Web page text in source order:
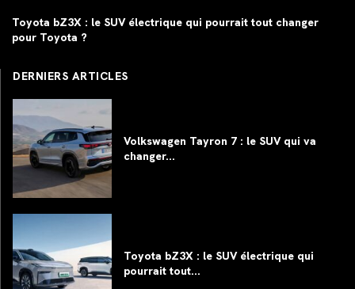
Toyota bZ3X : le SUV électrique qui pourrait tout changer
pour Toyota ?
DERNIERS ARTICLES
Volkswagen Tayron 7 : le SUV qui va
changer...
Toyota bZ3X : le SUV électrique qui
pourrait tout...